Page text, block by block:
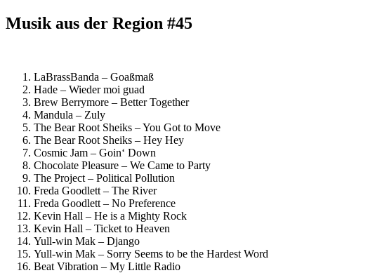
Musik aus der Region #45
LaBrassBanda – Goaßmaß
Hade – Wieder moi guad
Brew Berrymore – Better Together
Mandula – Zuly
The Bear Root Sheiks – You Got to Move
The Bear Root Sheiks – Hey Hey
Cosmic Jam – Goin‘ Down
Chocolate Pleasure – We Came to Party
The Project – Political Pollution
Freda Goodlett – The River
Freda Goodlett – No Preference
Kevin Hall – He is a Mighty Rock
Kevin Hall – Ticket to Heaven
Yull-win Mak – Django
Yull-win Mak – Sorry Seems to be the Hardest Word
Beat Vibration – My Little Radio